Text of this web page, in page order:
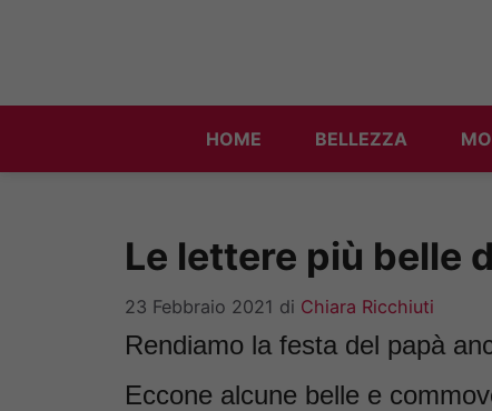
HOME BELLEZZA
Le lettere più belle
23 Febbraio 2021 di Chiara Ricchiuti
Rendiamo la festa del papà
Eccone alcune belle e